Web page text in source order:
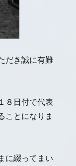
だき誠に有難
８日付で代表
ことになりま
に綴ってまい